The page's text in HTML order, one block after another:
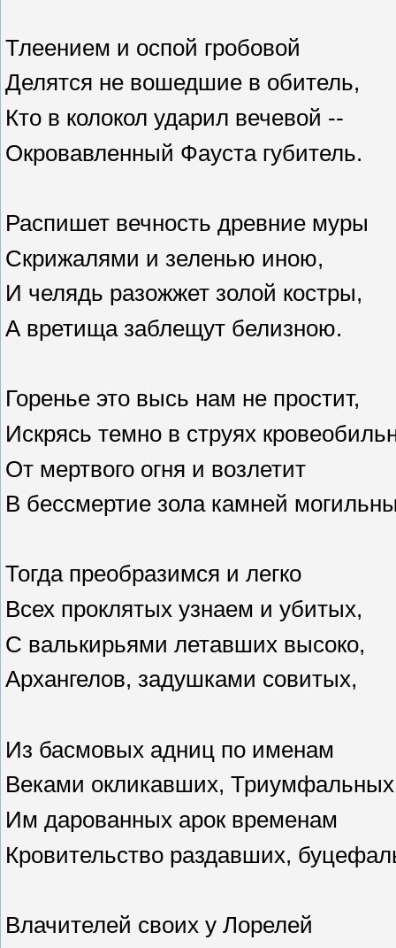
Тлеением и оспой гробовой
Делятся не вошедшие в обитель,
Кто в колокол ударил вечевой --
Окровавленный Фауста губитель.
Распишет вечность древние муры
Скрижалями и зеленью иною,
И челядь разожжет золой костры,
А вретища заблещут белизною.
Горенье это высь нам не простит,
Искрясь темно в струях
От мертвого огня и возлетит
В бессмертие зола камней
Тогда преобразимся и легко
Всех проклятых узнаем и убитых,
С валькирьями летавших высоко,
Архангелов, задушками совитых,
Из басмовых адниц по именам
Веками окликавших, Триумфальных
Им дарованных арок временам
Кровительство раздавших,
Влачителей своих у Лорелей